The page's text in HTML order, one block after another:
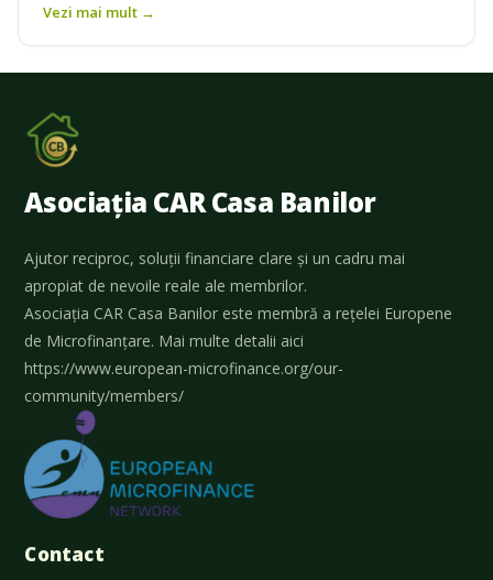
Vezi mai mult →
Asociația CAR Casa Banilor
Ajutor reciproc, soluții financiare clare și un cadru mai
apropiat de nevoile reale ale membrilor.
Asociația CAR Casa Banilor este membră a rețelei Europene
de Microfinanțare. Mai multe detalii aici
https://www.european-microfinance.org/our-
community/members/
Contact